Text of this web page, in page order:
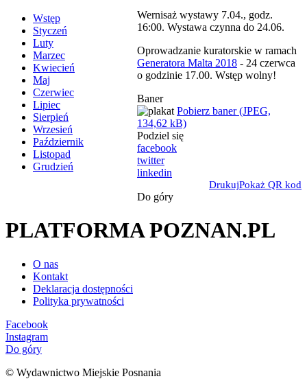
Wstęp
Styczeń
Luty
Marzec
Kwiecień
Maj
Czerwiec
Lipiec
Sierpień
Wrzesień
Październik
Listopad
Grudzień
Wernisaż wystawy 7.04., godz.
16:00. Wystawa czynna do 24.06.
Oprowadzanie kuratorskie w ramach
Generatora Malta 2018 - 24 czerwca
o godzinie 17.00. Wstęp wolny!
Baner
Pobierz baner (JPEG,
134,62 kB)
Podziel się
facebook
twitter
linkedin
DrukujPokaż QR kod
Do góry
PLATFORMA POZNAN.PL
O nas
Kontakt
Deklaracja dostępności
Polityka prywatności
Facebook
Instagram
Do góry
© Wydawnictwo Miejskie Posnania